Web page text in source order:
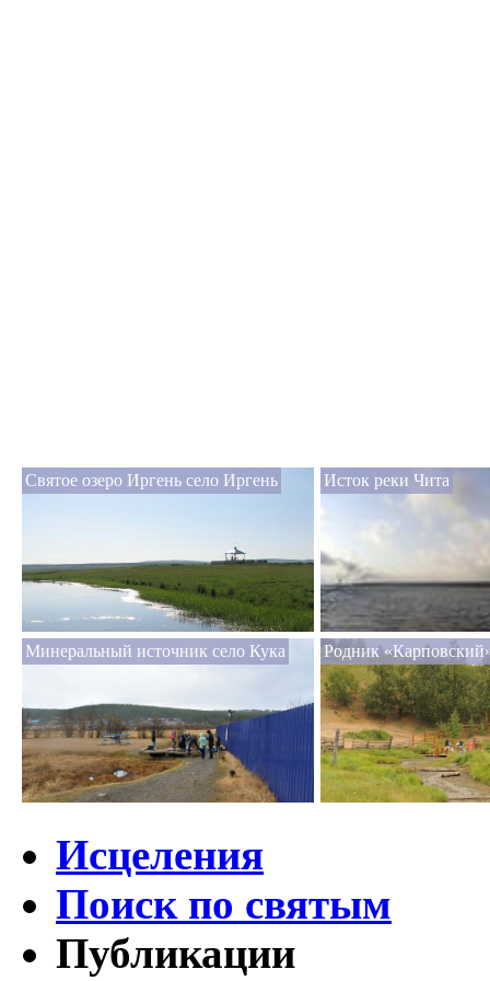
Святое озеро Иргень село Иргень Исток реки Чита
Минеральный источник село Кука Родник
Исцеления
Поиск по святым
Публикации